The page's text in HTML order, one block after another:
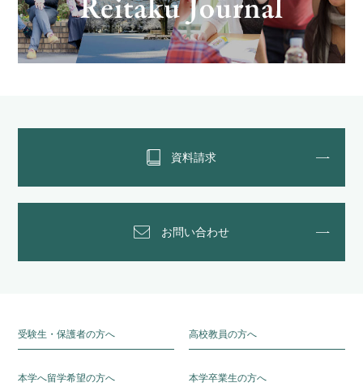
資料請求
お問い合わせ
受験生・保護者の方へ 高校教員の方へ
本学へ留学希望の方へ 本学卒業生の方へ